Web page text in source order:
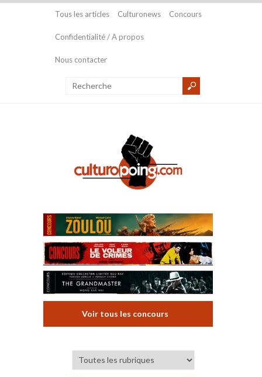
Tous les articles Culturonews Concours
Confidentialité / A propos
Nous contacter
Voir tous les concours